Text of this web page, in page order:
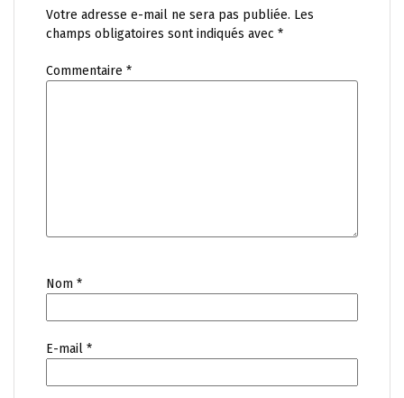
Votre adresse e-mail ne sera pas publiée. Les
champs obligatoires sont indiqués avec *
Commentaire *
Nom *
E-mail *